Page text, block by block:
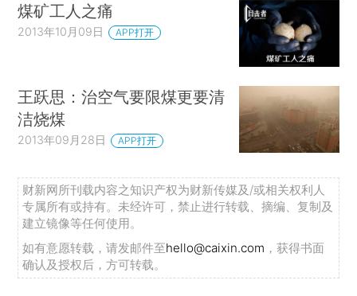
煤矿工人之痛
2013年10月09日 APP打开
王跃思：治空气要限煤更要清
洁烧煤
2013年09月28日 APP打开
财新网所刊载内容之知识产权为财新传媒及/或相关权利人
专属所有或持有。未经许可，禁止进行转载、摘编、复制及
建立镜像等任何使用。
如有意愿转载，请发邮件至hello@caixin.com ，获得书面
确认及授权后，方可转载。